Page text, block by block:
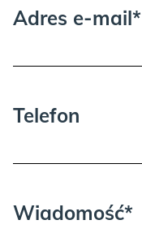
Adres e-mail*
Telefon
Wiadomość*